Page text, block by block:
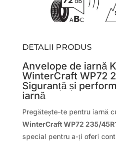
DETALII PRODUS
Anvelope de iarnă
WinterCraft WP72
Siguranță și
iarnă
Pregătește-te pentru iarnă
WinterCraft WP72 235/
special pentru a-ți oferi